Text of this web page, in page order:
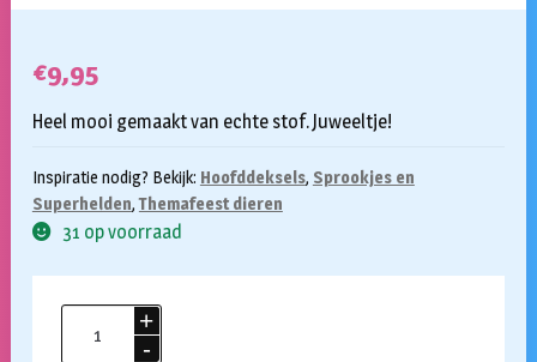
€9,95
Heel mooi gemaakt van echte stof. Juweeltje!
Inspiratie nodig? Bekijk: Hoofddeksels, Sprookjes en
Superhelden,Themafeest dieren
31 op voorraad
Dierenmuts
wolf